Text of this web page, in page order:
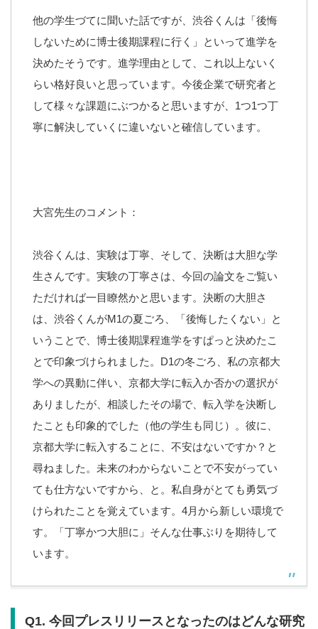
他の学生づてに聞いた話ですが、渋谷くんは「後悔
しないために博士後期課程に行く」といって進学を
決めたそうです。進学理由として、これ以上ないく
らい格好良いと思っています。今後企業で研究者と
して様々な課題にぶつかると思いますが、1つ1つ丁
寧に解決していくに違いないと確信しています。
大宮先生のコメント：
渋谷くんは、実験は丁寧、そして、決断は大胆な学
生さんです。実験の丁寧さは、今回の論文をご覧い
ただければ一目瞭然かと思います。決断の大胆さ
は、渋谷くんがM1の夏ごろ、「後悔したくない」と
いうことで、博士後期課程進学をすぱっと決めたこ
とで印象づけられました。D1の冬ごろ、私の京都大
学への異動に伴い、京都大学に転入か否かの選択が
ありましたが、相談したその場で、転入学を決断し
たことも印象的でした（他の学生も同じ）。彼に、
京都大学に転入することに、不安はないですか？と
尋ねました。未来のわからないことで不安がってい
ても仕方ないですから、と。私自身がとても勇気づ
けられたことを覚えています。4月から新しい環境で
す。「丁寧かつ大胆に」そんな仕事ぶりを期待して
います。
Q1. 今回プレスリリースとなったのはどんな研究